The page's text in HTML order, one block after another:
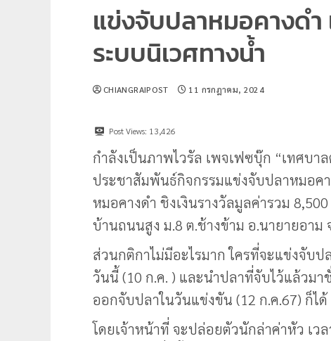
แข่งจับปลาหมอคางดำ
ระบบนิเวศทางน้ำ
CHIANGRAIPOST 11 กรกฎาคม, 2024
Post Views: 13,426
กำลังเป็นภาพไวรัล เพจเฟซบุ๊ก “เทศบา
ประชาสัมพันธ์กิจกรรมแข่งจับปลาหมอค
หมอคางดำ ชิงเงินรางวัลมูลค่ารวม
บ้านถนนสูง ม.8 ต.ช้างข้าม อ.นายายอาม
ส่วนกติกาไม่มีอะไรมาก ใครที่จะแข่งจับ
วันนี้ (10 ก.ค. ) และนำปลาที่จับไว้แล้วมา
ออกจับปลาในวันแข่งขัน (12 ก.ค.67) ก็ได้
โดยเจ้าหน้าที่ จะปล่อยตัวนักล่าค่าหัว เว